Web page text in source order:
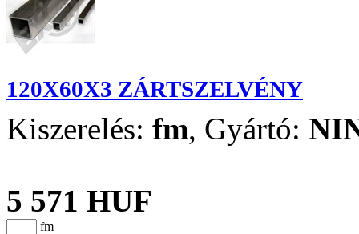
120X60X3 ZÁRTSZELVÉNY
Kiszerelés: fm, Gyártó:
5 571 HUF
fm